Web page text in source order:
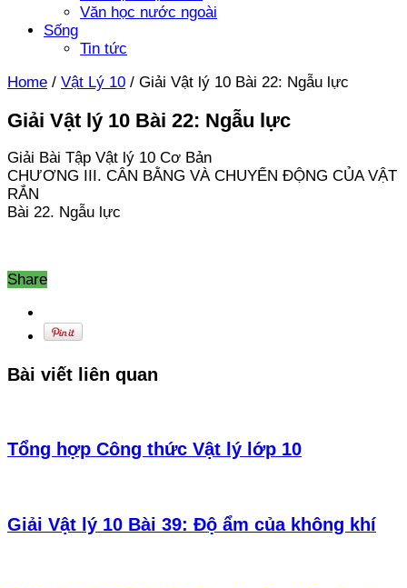
Văn học nước ngoài
Sống
Tin tức
Home / Vật Lý 10 / Giải Vật lý 10 Bài 22: Ngẫu lực
Giải Vật lý 10 Bài 22: Ngẫu lực
Giải Bài Tập Vật lý 10 Cơ Bản
CHƯƠNG III. CÂN BẰNG VÀ CHUYỂN ĐỘNG CỦA VẬT
RẮN
Bài 22. Ngẫu lực
Share
Bài viết liên quan
Tổng hợp Công thức Vật lý lớp 10
Giải Vật lý 10 Bài 39: Độ ẩm của không khí